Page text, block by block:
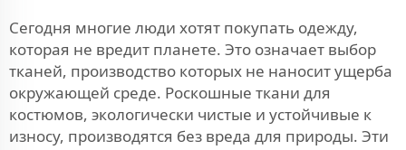
Сегодня многие люди хотят покупать одежду,
которая не вредит планете. Это означает выбор
тканей, производство которых не наносит ущерба
окружающей среде. Роскошные ткани для
костюмов, экологически чистые и устойчивые к
износу, производятся без вреда для природы. Эти